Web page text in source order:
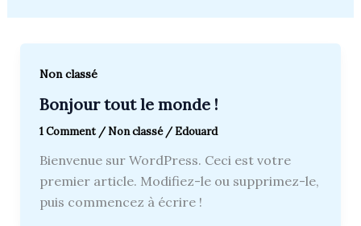
Non classé
Bonjour tout le monde !
1 Comment /Non classé/Edouard
Bienvenue sur WordPress. Ceci est votre
premier article. Modifiez-le ou supprimez-le,
puis commencez à écrire !